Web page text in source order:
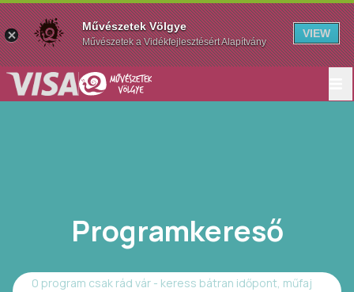
Programkereső
0 program csak rád vár - keress bátran időpont, műfaj
Művészetek Völgye
Művészetek a Vidékfejlesztésért Alapítvány
VIEW